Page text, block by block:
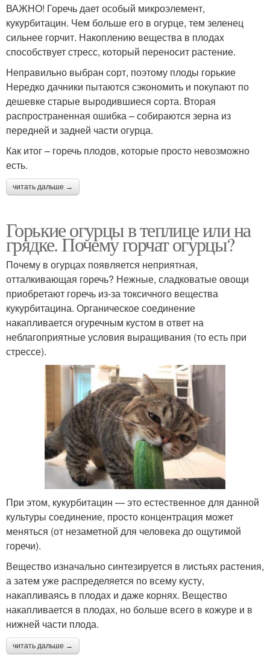
ВАЖНО! Горечь дает особый микроэлемент,
кукурбитацин. Чем больше его в огурце, тем зеленец
сильнее горчит. Накоплению вещества в плодах
способствует стресс, который переносит растение.
Неправильно выбран сорт, поэтому плоды горькие
Нередко дачники пытаются сэкономить и покупают по
дешевке старые выродившиеся сорта. Вторая
распространенная ошибка – собираются зерна из
передней и задней части огурца.
Как итог – горечь плодов, которые просто невозможно
есть.
читать дальше →
Горькие огурцы в теплице или на
грядке. Почему горчат огурцы?
Почему в огурцах появляется неприятная,
отталкивающая горечь? Нежные, сладковатые овощи
приобретают горечь из-за токсичного вещества
кукурбитацина. Органическое соединение
накапливается огуречным кустом в ответ на
неблагоприятные условия выращивания (то есть при
стрессе).
При этом, кукурбитацин — это естественное для данной
культуры соединение, просто концентрация может
меняться (от незаметной для человека до ощутимой
горечи).
Вещество изначально синтезируется в листьях растения,
а затем уже распределяется по всему кусту,
накапливаясь в плодах и даже корнях. Вещество
накапливается в плодах, но больше всего в кожуре и в
нижней части плода.
читать дальше →